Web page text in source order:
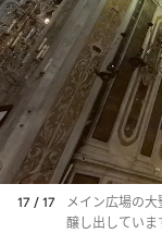
17 / 17
メイン広場の
醸し出していま